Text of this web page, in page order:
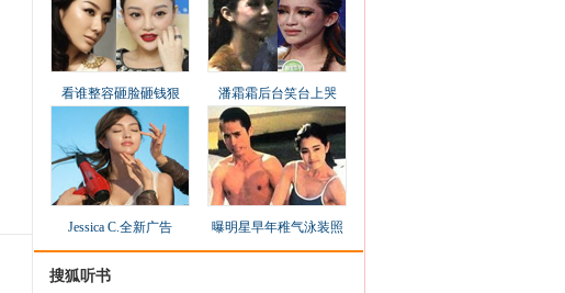
看谁整容砸脸砸钱狠 潘霜霜后台笑台上哭
Jessica C.全新广告 曝明星早年稚气泳装照
搜狐听书